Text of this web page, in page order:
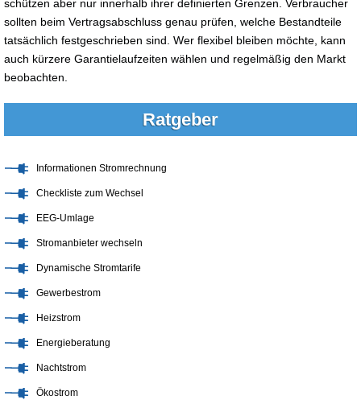
schützen aber nur innerhalb ihrer definierten Grenzen. Verbraucher
sollten beim Vertragsabschluss genau prüfen, welche Bestandteile
tatsächlich festgeschrieben sind. Wer flexibel bleiben möchte, kann
auch kürzere Garantielaufzeiten wählen und regelmäßig den Markt
beobachten.
Ratgeber
Informationen Stromrechnung
Checkliste zum Wechsel
EEG-Umlage
Stromanbieter wechseln
Dynamische Stromtarife
Gewerbestrom
Heizstrom
Energieberatung
Nachtstrom
Ökostrom